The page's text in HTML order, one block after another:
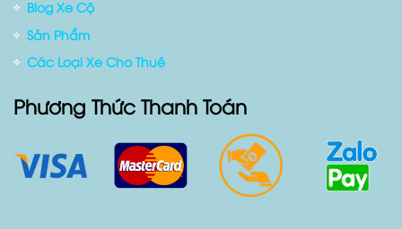
Liên hệ
Giới thiệu
Blog Xe Cộ
Sản Phẩm
Phương Thức Thanh Toán